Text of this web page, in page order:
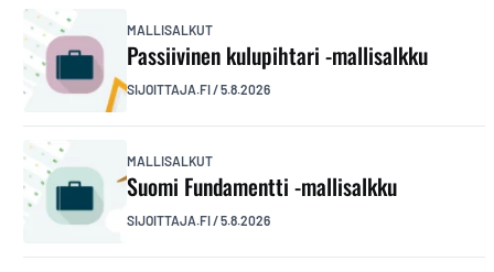
MALLISALKUT
Passiivinen kulupihtari -mallisalkku
SIJOITTAJA.FI/5.8.2026
MALLISALKUT
Suomi Fundamentti -mallisalkku
SIJOITTAJA.FI/5.8.2026